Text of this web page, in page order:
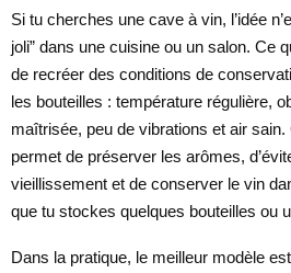
Si tu cherches une cave à vin, l’idée
joli” dans une cuisine ou un salon. Ce
de recréer des conditions de
les bouteilles : température régulière,
maîtrisée, peu de vibrations et air sain.
permet de préserver les arômes,
vieillissement et de conserver le vin
que tu stockes quelques bouteilles ou
Dans la pratique, le meilleur modèle